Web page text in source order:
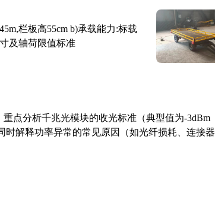
栏板高55cm b)承载能力:标载
及轴荷限值标准
点分析千兆光模块的收光标准（典型值为-3dBm
时解释功率异常的常见原因（如光纤损耗、连接器